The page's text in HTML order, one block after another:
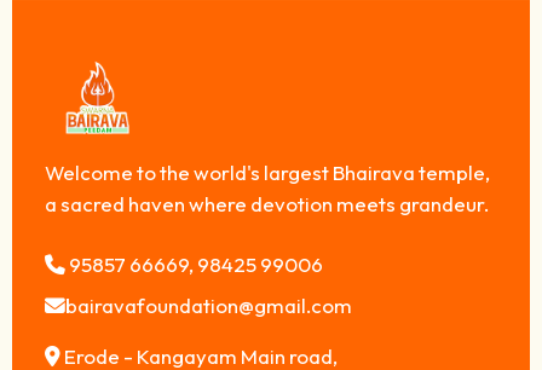
Welcome to the world's largest Bhairava temple,
a sacred haven where devotion meets grandeur.
95857 66669, 98425 99006
bairavafoundation@gmail.com
Erode - Kangayam Main road,